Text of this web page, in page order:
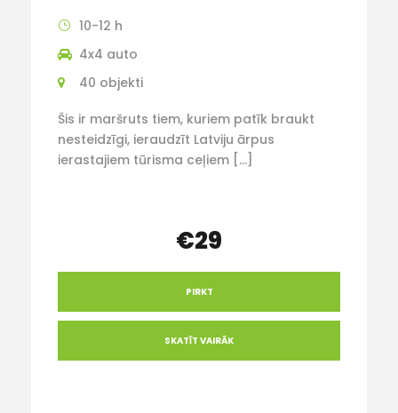
10-12 h
4x4 auto
40 objekti
Šis ir maršruts tiem, kuriem patīk braukt
nesteidzīgi, ieraudzīt Latviju ārpus
ierastajiem tūrisma ceļiem […]
€29
PIRKT
SKATĪT VAIRĀK